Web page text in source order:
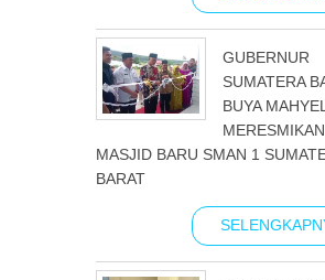
GUBERNUR
SUMATERA
BUYA
MERESMIKAN
MASJID BARU SMAN 1
BARAT